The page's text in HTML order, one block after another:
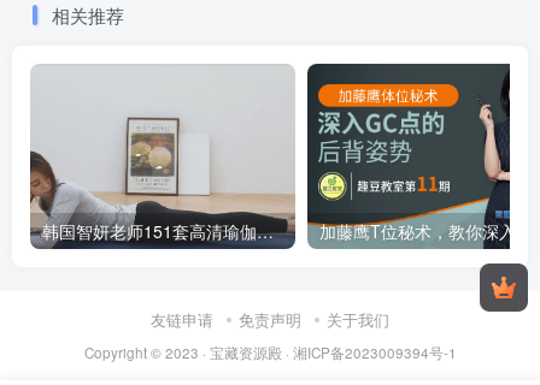
相关推荐
韩国智妍老师151套高清瑜伽教学视频课程资源
友链申请 免责声明 关于我们
Copyright © 2023 · 宝藏资源殿· 湘ICP备2023009394号-1